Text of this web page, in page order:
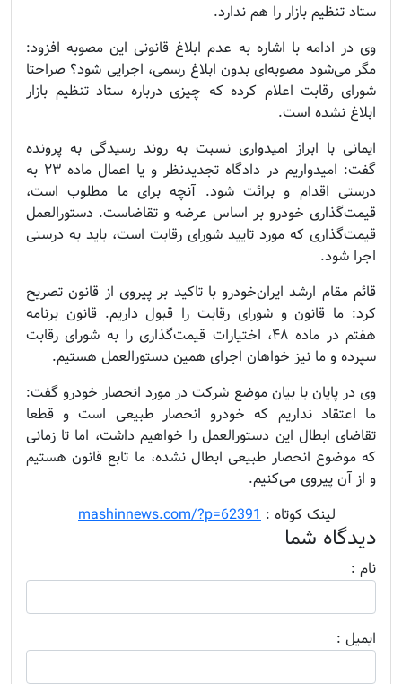
ستاد تنظیم بازار را هم ندارد.
وی در ادامه با اشاره به عدم ابلاغ قانونی این مصوبه افزود:
مگر می‌شود مصوبه‌ای بدون ابلاغ رسمی، اجرایی شود؟ صراحتا
شورای رقابت اعلام کرده که چیزی درباره ستاد تنظیم بازار
ابلاغ نشده است.
ایمانی با ابراز امیدواری نسبت به روند رسیدگی به پرونده
گفت: امیدواریم در دادگاه تجدیدنظر و یا اعمال ماده ۲۳ به
درستی اقدام و برائت شود. آنچه برای ما مطلوب است،
قیمت‌گذاری خودرو بر اساس عرضه و تقاضاست. دستورالعمل
قیمت‌گذاری که مورد تایید شورای رقابت است، باید به درستی
اجرا شود.
قائم مقام ارشد ایران‌خودرو با تاکید بر پیروی از قانون تصریح
کرد: ما قانون و شورای رقابت را قبول داریم. قانون برنامه
هفتم در ماده ۴۸، اختیارات قیمت‌گذاری را به شورای رقابت
سپرده و ما نیز خواهان اجرای همین دستورالعمل هستیم.
وی در پایان با بیان موضع شرکت در مورد انحصار خودرو گفت:
ما اعتقاد نداریم که خودرو انحصار طبیعی است و قطعا
تقاضای ابطال این دستورالعمل را خواهیم داشت، اما تا زمانی
که موضوع انحصار طبیعی ابطال نشده، ما تابع قانون هستیم
و از آن پیروی می‌کنیم.
لینک کوتاه : mashinnews.com/?p=62391
دیدگاه شما
نام :
ايميل :